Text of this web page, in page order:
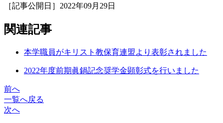
［記事公開日］2022年09月29日
関連記事
本学職員がキリスト教保育連盟より表彰されました
2022年度前期眞鍋記念奨学金顕彰式を行いました
前へ
一覧へ戻る
次へ